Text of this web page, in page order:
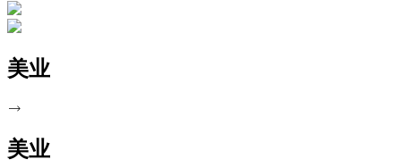
美业
美业